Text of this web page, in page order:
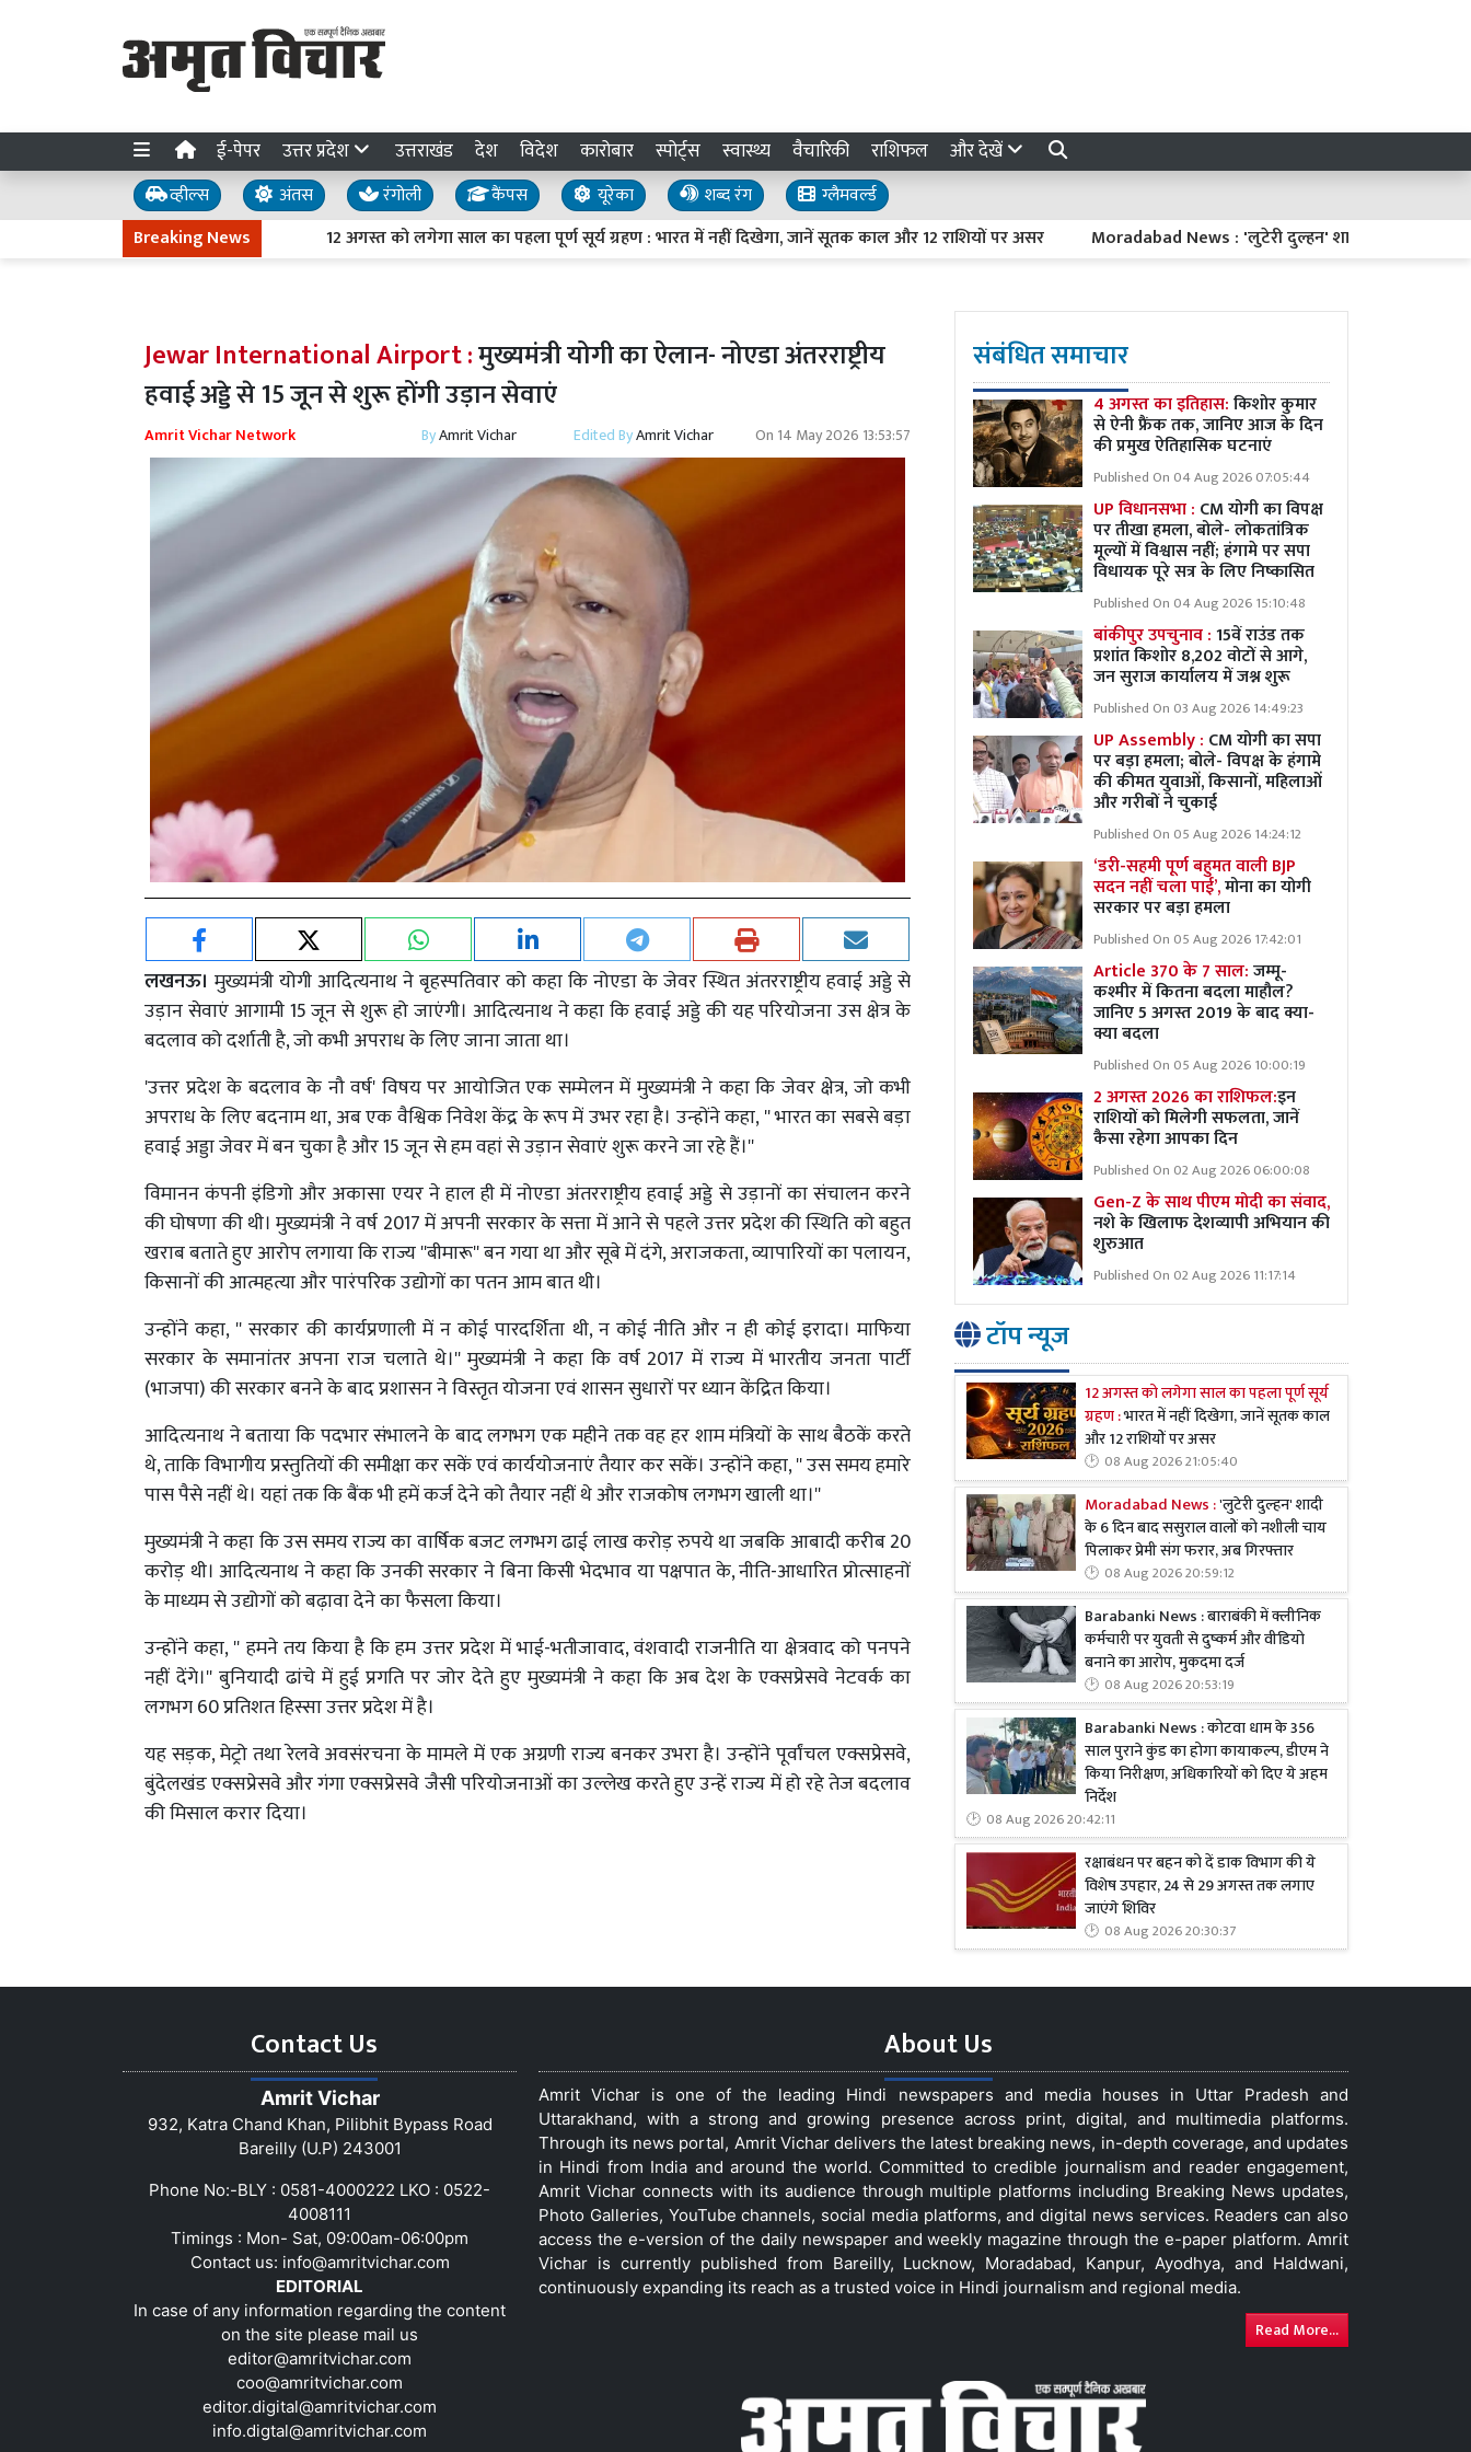
ई-पेपर उत्तर प्रदेश उत्तराखंड देश विदेश कारोबार स्पोर्ट्स स्वास्थ्य वैचारिकी राशिफल और देखें
व्हील्स अंतस रंगोली कैंपस यूरेका शब्द रंग
ग्लैमवर्ल्ड
Breaking News
12 अगस्त को लगेगा साल का पहला पूर्ण सूर्य ग्रहण : भारत में नहीं दिखेगा, जानें सूतक काल और 12 राशियों पर असर Moradabad News : 'लुटेरी दुल्हन' शादी के 6 दिन बाद ससुराल
Jewar International Airport :मुख्यमंत्री योगी का ऐलान- नोएडा अंतरराष्ट्रीय
हवाई अड्डे से 15 जून से शुरू होंगी उड़ान सेवाएं
Amrit Vichar Network ByAmrit Vichar Edited ByAmrit Vichar On 14 May 2026 13:53:57
लखनऊ। मुख्यमंत्री योगी आदित्यनाथ ने बृहस्पतिवार को कहा कि नोएडा के जेवर स्थित अंतरराष्ट्रीय हवाई अड्डे से
उड़ान सेवाएं आगामी 15 जून से शुरू हो जाएंगी। आदित्यनाथ ने कहा कि हवाई अड्डे की यह परियोजना उस क्षेत्र के
बदलाव को दर्शाती है, जो कभी अपराध के लिए जाना जाता था।
'उत्तर प्रदेश के बदलाव के नौ वर्ष' विषय पर आयोजित एक सम्मेलन में मुख्यमंत्री ने कहा कि जेवर क्षेत्र, जो कभी
अपराध के लिए बदनाम था, अब एक वैश्विक निवेश केंद्र के रूप में उभर रहा है। उन्होंने कहा, '' भारत का सबसे बड़ा
हवाई अड्डा जेवर में बन चुका है और 15 जून से हम वहां से उड़ान सेवाएं शुरू करने जा रहे हैं।''
विमानन कंपनी इंडिगो और अकासा एयर ने हाल ही में नोएडा अंतरराष्ट्रीय हवाई अड्डे से उड़ानों का संचालन करने
की घोषणा की थी। मुख्यमंत्री ने वर्ष 2017 में अपनी सरकार के सत्ता में आने से पहले उत्तर प्रदेश की स्थिति को बहुत
खराब बताते हुए आरोप लगाया कि राज्य ''बीमारू'' बन गया था और सूबे में दंगे, अराजकता, व्यापारियों का पलायन,
किसानों की आत्महत्या और पारंपरिक उद्योगों का पतन आम बात थी।
उन्होंने कहा, '' सरकार की कार्यप्रणाली में न कोई पारदर्शिता थी, न कोई नीति और न ही कोई इरादा। माफिया
सरकार के समानांतर अपना राज चलाते थे।'' मुख्यमंत्री ने कहा कि वर्ष 2017 में राज्य में भारतीय जनता पार्टी
(भाजपा) की सरकार बनने के बाद प्रशासन ने विस्तृत योजना एवं शासन सुधारों पर ध्यान केंद्रित किया।
आदित्यनाथ ने बताया कि पदभार संभालने के बाद लगभग एक महीने तक वह हर शाम मंत्रियों के साथ बैठकें करते
थे, ताकि विभागीय प्रस्तुतियों की समीक्षा कर सकें एवं कार्ययोजनाएं तैयार कर सकें। उन्होंने कहा, '' उस समय हमारे
पास पैसे नहीं थे। यहां तक कि बैंक भी हमें कर्ज देने को तैयार नहीं थे और राजकोष लगभग खाली था।''
मुख्यमंत्री ने कहा कि उस समय राज्य का वार्षिक बजट लगभग ढाई लाख करोड़ रुपये था जबकि आबादी करीब 20
करोड़ थी। आदित्यनाथ ने कहा कि उनकी सरकार ने बिना किसी भेदभाव या पक्षपात के, नीति-आधारित प्रोत्साहनों
के माध्यम से उद्योगों को बढ़ावा देने का फैसला किया।
उन्होंने कहा, '' हमने तय किया है कि हम उत्तर प्रदेश में भाई-भतीजावाद, वंशवादी राजनीति या क्षेत्रवाद को पनपने
नहीं देंगे।'' बुनियादी ढांचे में हुई प्रगति पर जोर देते हुए मुख्यमंत्री ने कहा कि अब देश के एक्सप्रेसवे नेटवर्क का
लगभग 60 प्रतिशत हिस्सा उत्तर प्रदेश में है।
यह सड़क, मेट्रो तथा रेलवे अवसंरचना के मामले में एक अग्रणी राज्य बनकर उभरा है। उन्होंने पूर्वांचल एक्सप्रेसवे,
बुंदेलखंड एक्सप्रेसवे और गंगा एक्सप्रेसवे जैसी परियोजनाओं का उल्लेख करते हुए उन्हें राज्य में हो रहे तेज बदलाव
की मिसाल करार दिया।
संबंधित समाचार
4 अगस्त का इतिहास:किशोर कुमार
से ऐनी फ्रैंक तक, जानिए आज के दिन
की प्रमुख ऐतिहासिक घटनाएं
Published On 04 Aug 2026 07:05:44
UP विधानसभा : CM योगी का विपक्ष
पर तीखा हमला, बोले- लोकतांत्रिक
मूल्यों में विश्वास नहीं; हंगामे पर सपा
विधायक पूरे सत्र के लिए निष्कासित
Published On 04 Aug 2026 15:10:48
बांकीपुर उपचुनाव :15वें राउंड तक
प्रशांत किशोर 8,202 वोटों से आगे,
जन सुराज कार्यालय में जश्न शुरू
Published On 03 Aug 2026 14:49:23
UP Assembly : CM योगी का सपा
पर बड़ा हमला; बोले- विपक्ष के हंगामे
की कीमत युवाओं, किसानों, महिलाओं
और गरीबों ने चुकाई
Published On 05 Aug 2026 14:24:12
‘डरी-सहमी पूर्ण बहुमत वाली BJP
सदन नहीं चला पाई’,मोना का योगी
सरकार पर बड़ा हमला
Published On 05 Aug 2026 17:42:01
Article 370 के 7 साल:जम्मू-
कश्मीर में कितना बदला माहौल?
जानिए 5 अगस्त 2019 के बाद क्या-
क्या बदला
Published On 05 Aug 2026 10:00:19
2 अगस्त 2026 का राशिफल:इन
राशियों को मिलेगी सफलता, जानें
कैसा रहेगा आपका दिन
Published On 02 Aug 2026 06:00:08
Gen-Z के साथ पीएम मोदी का संवाद,
नशे के खिलाफ देशव्यापी अभियान की
शुरुआत
Published On 02 Aug 2026 11:17:14
टॉप न्यूज
12 अगस्त को लगेगा साल का पहला पूर्ण सूर्य
ग्रहण :भारत में नहीं दिखेगा, जानें सूतक काल
और 12 राशियों पर असर
08 Aug 2026 21:05:40
Moradabad News :'लुटेरी दुल्हन' शादी
के 6 दिन बाद ससुराल वालों को नशीली चाय
पिलाकर प्रेमी संग फरार, अब गिरफ्तार
08 Aug 2026 20:59:12
Barabanki News : बाराबंकी में क्लीनिक
कर्मचारी पर युवती से दुष्कर्म और वीडियो
बनाने का आरोप, मुकदमा दर्ज
08 Aug 2026 20:53:19
Barabanki News : कोटवा धाम के 356
साल पुराने कुंड का होगा कायाकल्प, डीएम ने
किया निरीक्षण, अधिकारियों को दिए ये अहम
निर्देश
08 Aug 2026 20:42:11
रक्षाबंधन पर बहन को दें डाक विभाग की ये
विशेष उपहार, 24 से 29 अगस्त तक लगाए
जाएंगे शिविर
08 Aug 2026 20:30:37
Contact Us
Amrit Vichar
932, Katra Chand Khan, Pilibhit Bypass Road
Bareilly (U.P) 243001
Phone No:-BLY : 0581-4000222 LKO : 0522-
4008111
Timings : Mon- Sat, 09:00am-06:00pm
Contact us: info@amritvichar.com
EDITORIAL
In case of any information regarding the content
on the site please mail us
editor@amritvichar.com
coo@amritvichar.com
editor.digital@amritvichar.com
info.digtal@amritvichar.com
About Us
Amrit Vichar is one of the leading Hindi newspapers and media houses in Uttar Pradesh and
Uttarakhand, with a strong and growing presence across print, digital, and multimedia platforms.
Through its news portal, Amrit Vichar delivers the latest breaking news, in-depth coverage, and updates
in Hindi from India and around the world. Committed to credible journalism and reader engagement,
Amrit Vichar connects with its audience through multiple platforms including Breaking News updates,
Photo Galleries, YouTube channels, social media platforms, and digital news services. Readers can also
access the e-version of the daily newspaper and weekly magazine through the e-paper platform. Amrit
Vichar is currently published from Bareilly, Lucknow, Moradabad, Kanpur, Ayodhya, and Haldwani,
continuously expanding its reach as a trusted voice in Hindi journalism and regional media.
Read More...